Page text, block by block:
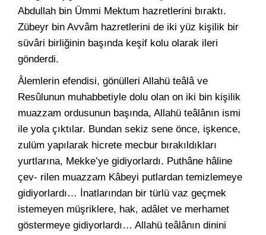
Abdullah bin Ümmi Mektum hazretlerini bıraktı.
Zübeyr bin Avvâm hazretlerini de iki yüz kişilik bir
süvâri birliğinin başında keşif kolu olarak ileri
gönderdi.
Âlemlerin efendisi, gönülleri Allahü teâlâ ve
Resûlunun muhabbetiyle dolu olan on iki bin kişilik
muazzam ordusunun başında, Allahü teâlânın ismi
ile yola çıktılar. Bundan sekiz sene önce, işkence,
zulüm yapılarak hicrete mecbur bırakıldıkları
yurtlarına, Mekke’ye gidiyorlardı. Puthâne hâline
çev- rilen muazzam Kâbeyi putlardan temizlemeye
gidiyorlardı… İnatlarından bir türlü vaz geçmek
istemeyen müşriklere, hak, adâlet ve merhamet
göstermeye gidiyorlardı… Allahü teâlânın dinini